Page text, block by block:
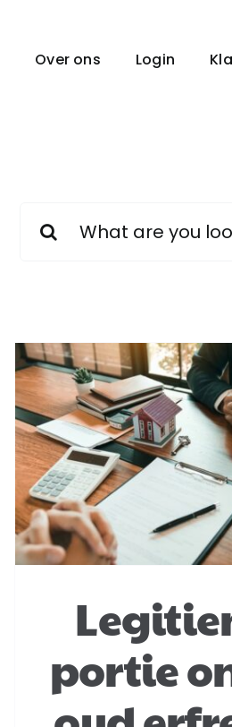
Over ons Login
naar:
portie